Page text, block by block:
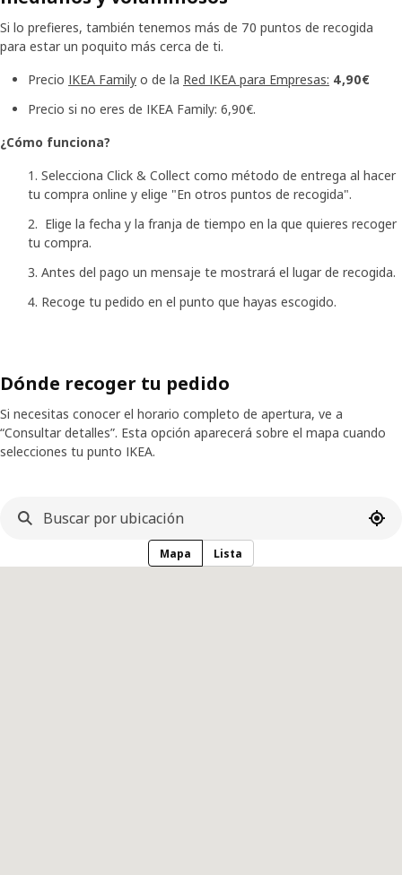
Si lo prefieres, también tenemos más de 70 puntos de recogida
para estar un poquito más cerca de ti.
Precio IKEA Family o de la Red IKEA para Empresas: 4,90€
Precio si no eres de IKEA Family: 6,90€.
¿Cómo funciona?
Selecciona Click & Collect como método de entrega al hacer
tu compra online y elige "En otros puntos de recogida".
Elige la fecha y la franja de tiempo en la que quieres recoger
tu compra.
Antes del pago un mensaje te mostrará el lugar de recogida.
Recoge tu pedido en el punto que hayas escogido.
Dónde recoger tu pedido
Si necesitas conocer el horario completo de apertura, ve a
“Consultar detalles”. Esta opción aparecerá sobre el mapa cuando
selecciones tu punto IKEA.
Usa
Mapa
Lista